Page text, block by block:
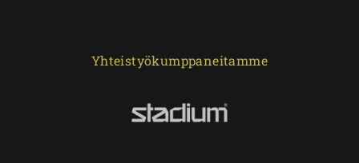
Yhteistyökumppaneitamme